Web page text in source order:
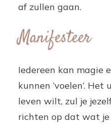
af zullen gaan.
Manifesteer
Iedereen kan magie
kunnen ‘voelen’.
leven wilt, zul je
richten op dat wat je